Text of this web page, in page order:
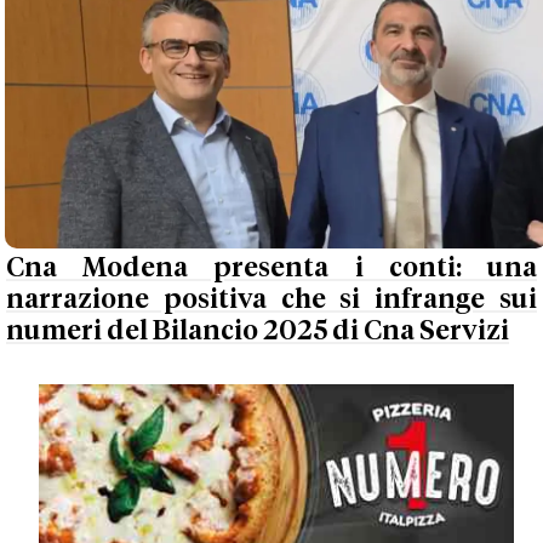
Cna Modena presenta i conti: una
narrazione positiva che si infrange sui
numeri del Bilancio 2025 di Cna Servizi